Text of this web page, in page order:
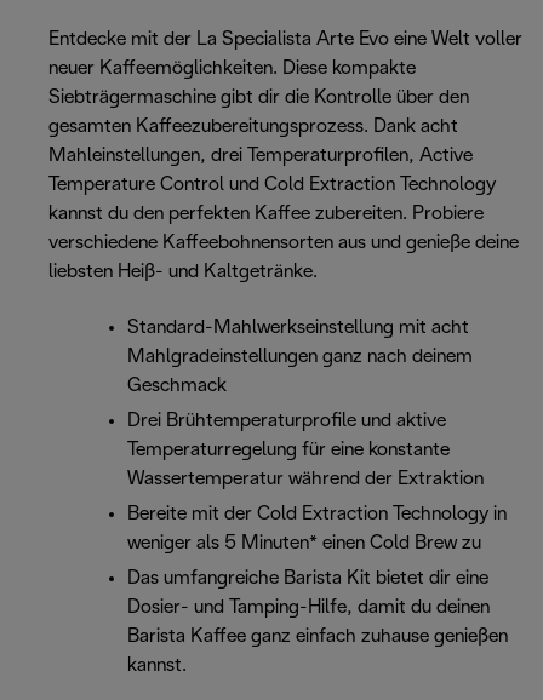
Entdecke mit der La Specialista Arte Evo eine Welt voller
neuer Kaffeemöglichkeiten. Diese kompakte
Siebträgermaschine gibt dir die Kontrolle über den
gesamten Kaffeezubereitungsprozess. Dank acht
Mahleinstellungen, drei Temperaturprofilen, Active
Temperature Control und Cold Extraction Technology
kannst du den perfekten Kaffee zubereiten. Probiere
verschiedene Kaffeebohnensorten aus und genieße deine
liebsten Heiß- und Kaltgetränke.
Standard-Mahlwerkseinstellung mit acht
Mahlgradeinstellungen ganz nach deinem
Geschmack
Drei Brühtemperaturprofile und aktive
Temperaturregelung für eine konstante
Wassertemperatur während der Extraktion
Bereite mit der Cold Extraction Technology in
weniger als 5 Minuten* einen Cold Brew zu
Das umfangreiche Barista Kit bietet dir eine
Dosier- und Tamping-Hilfe, damit du deinen
Barista Kaffee ganz einfach zuhause genießen
kannst.